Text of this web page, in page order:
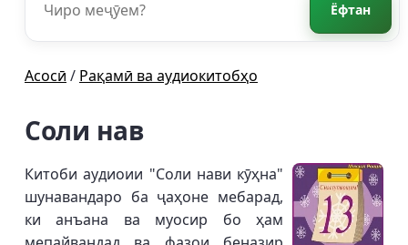
Ёфтан
Асосӣ / Рақамӣ ва аудиокитобҳо
Соли нав
Китоби аудиоии "Соли нави кӯҳна"
шунавандаро ба ҷаҳоне мебарад,
ки анъана ва муосир бо ҳам